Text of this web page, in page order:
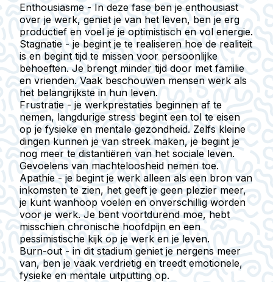
Enthousiasme - In deze fase ben je enthousiast
over je werk, geniet je van het leven, ben je erg
productief en voel je je optimistisch en vol energie.
Stagnatie - je begint je te realiseren hoe de realiteit
is en begint tijd te missen voor persoonlijke
behoeften. Je brengt minder tijd door met familie
en vrienden. Vaak beschouwen mensen werk als
het belangrijkste in hun leven.
Frustratie - je werkprestaties beginnen af te
nemen, langdurige stress begint een tol te eisen
op je fysieke en mentale gezondheid. Zelfs kleine
dingen kunnen je van streek maken, je begint je
nog meer te distantiëren van het sociale leven.
Gevoelens van machteloosheid nemen toe.
Apathie - je begint je werk alleen als een bron van
inkomsten te zien, het geeft je geen plezier meer,
je kunt wanhoop voelen en onverschillig worden
voor je werk. Je bent voortdurend moe, hebt
misschien chronische hoofdpijn en een
pessimistische kijk op je werk en je leven.
Burn-out - in dit stadium geniet je nergens meer
van, ben je vaak verdrietig en treedt emotionele,
fysieke en mentale uitputting op.